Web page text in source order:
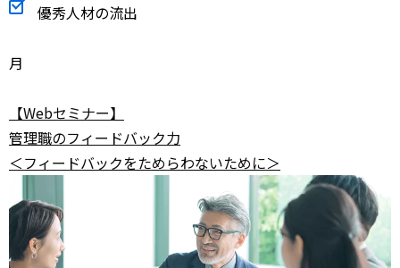
優秀人材の流出
月
【Webセミナー】
管理職のフィードバック力
＜フィードバックをためらわないために＞